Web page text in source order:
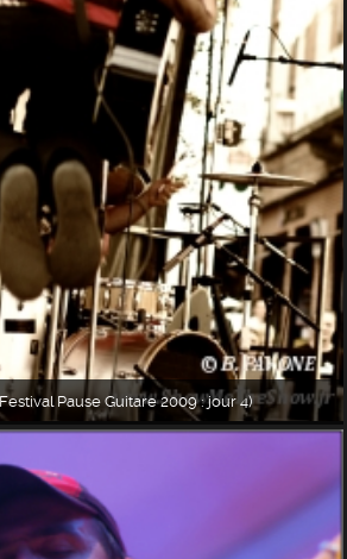
Pause Guitare 2009 : jour 4)